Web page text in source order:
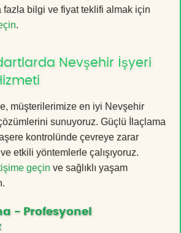
fazla bilgi ve fiyat teklifi almak için
.
Nevşehir İşyeri
müşterilerimize en iyi Nevşehir
sunuyoruz. Güçlü İlaçlama
kontrolünde çevreye zarar
etkili yöntemlerle çalışıyoruz.
geçin ve sağlıklı yaşam
- Profesyonel